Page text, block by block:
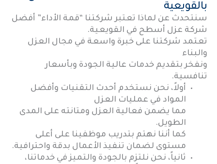
بالقويعية
سنتحدث عن لماذا تعتبر شركتنا “قمة الأداء” أفضل
شركة عزل أسطح في القويعية.
تعتمد شركتنا على خبرة واسعة في مجال العزل
والبناء
ونفخر بتقديم خدمات عالية الجودة وبأسعار
تنافسية.
أولاً، نحن نستخدم أحدث التقنيات وأفضل
المواد في عمليات العزل
مما يضمن فعالية العزل ومتانته على المدى
الطويل.
كما أننا نهتم بتدريب موظفينا على أعلى
مستوى لضمان تنفيذ الأعمال بدقة واحترافية.
ثانياً، نحن نلتزم بالجودة والتميز في خدماتنا،